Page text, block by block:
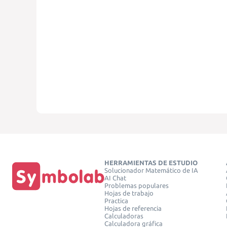
HERRAMIENTAS DE ESTUDIO
Solucionador Matemático de IA
AI Chat
Problemas populares
Hojas de trabajo
Practica
Hojas de referencia
Calculadoras
Calculadora gráfica